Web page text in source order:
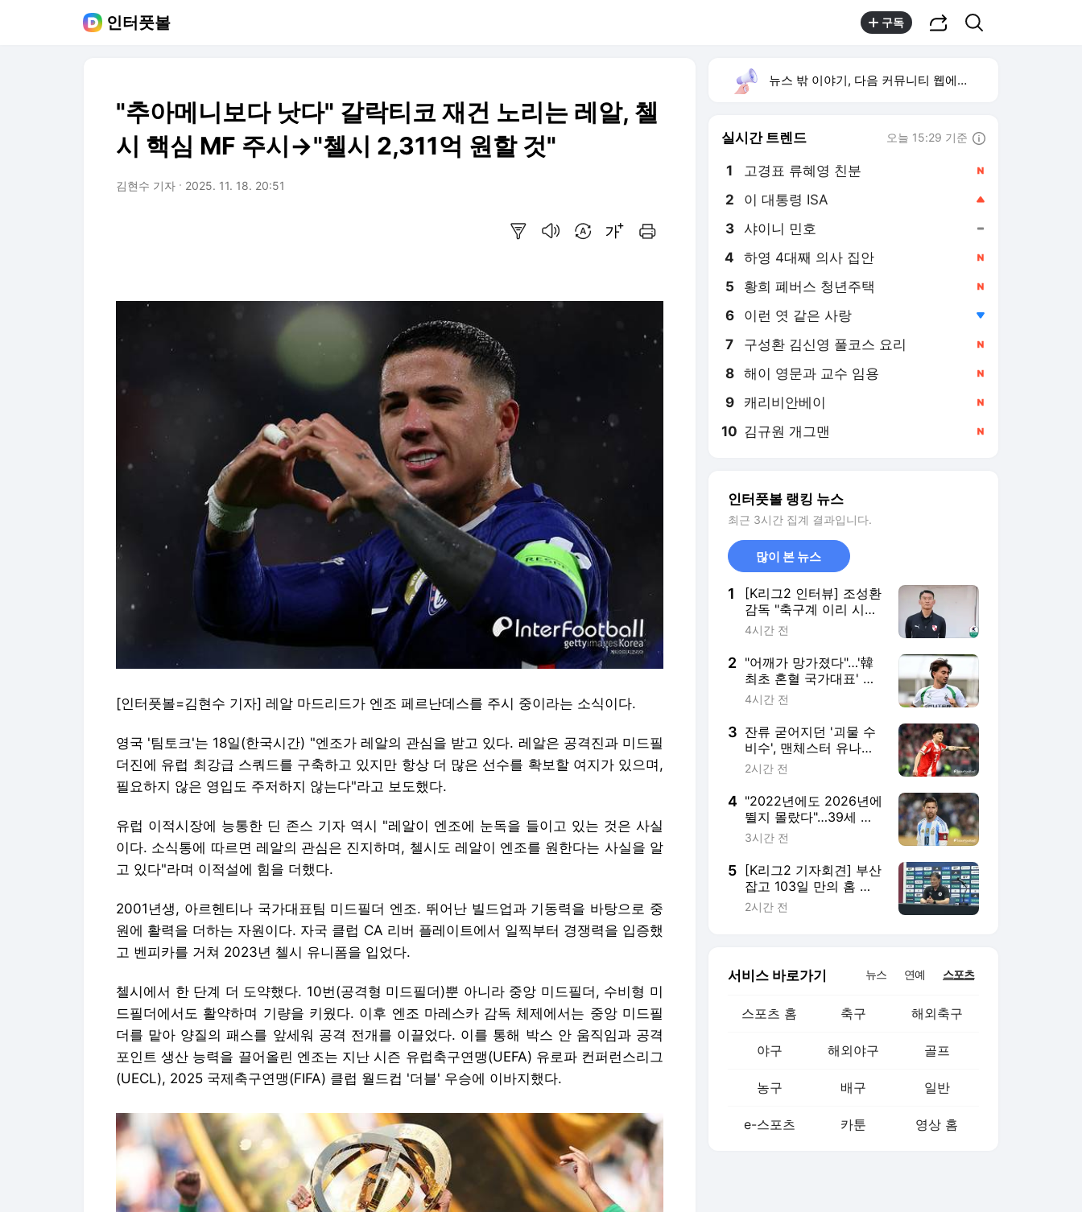
인터풋볼 구독
"추아메니보다 낫다" 갈락티코 재건 노리는 레알, 첼
시 핵심 MF 주시→"첼시 2,311억 원할 것"
김현수 기자 2025. 11. 18. 20:51
[인터풋볼=김현수 기자] 레알 마드리드가 엔조 페르난데스를 주시 중이라는 소식이다.
영국 '팀토크'는 18일(한국시간) "엔조가 레알의 관심을 받고 있다. 레알은 공격진과 미드필
더진에 유럽 최강급 스쿼드를 구축하고 있지만 항상 더 많은 선수를 확보할 여지가 있으며,
필요하지 않은 영입도 주저하지 않는다"라고 보도했다.
유럽 이적시장에 능통한 딘 존스 기자 역시 "레알이 엔조에 눈독을 들이고 있는 것은 사실
이다. 소식통에 따르면 레알의 관심은 진지하며, 첼시도 레알이 엔조를 원한다는 사실을 알
고 있다"라며 이적설에 힘을 더했다.
2001년생, 아르헨티나 국가대표팀 미드필더 엔조. 뛰어난 빌드업과 기동력을 바탕으로 중
원에 활력을 더하는 자원이다. 자국 클럽 CA 리버 플레이트에서 일찍부터 경쟁력을 입증했
고 벤피카를 거쳐 2023년 첼시 유니폼을 입었다.
첼시에서 한 단계 더 도약했다. 10번(공격형 미드필더)뿐 아니라 중앙 미드필더, 수비형 미
드필더에서도 활약하며 기량을 키웠다. 이후 엔조 마레스카 감독 체제에서는 중앙 미드필
더를 맡아 양질의 패스를 앞세워 공격 전개를 이끌었다. 이를 통해 박스 안 움직임과 공격
포인트 생산 능력을 끌어올린 엔조는 지난 시즌 유럽축구연맹(UEFA) 유로파 컨퍼런스리그
(UECL), 2025 국제축구연맹(FIFA) 클럽 월드컵 '더블' 우승에 이바지했다.
뉴스 밖 이야기, 다음 커뮤니티 웹에서 보기
실시간 트렌드 오늘 15:29 기준
1 고경표 류혜영 친분
2 이 대통령 ISA
3 샤이니 민호
4 하영 4대째 의사 집안
5 황희 폐버스 청년주택
6 이런 엿 같은 사랑
7 구성환 김신영 풀코스 요리
8 해이 영문과 교수 임용
9 캐리비안베이
10 김규원 개그맨
인터풋볼 랭킹 뉴스
최근 3시간 집계 결과입니다.
많이 본 뉴스
1
[K리그2 인터뷰] 조성환
감독 "축구계 이리 시끄
러운데, 이 더운 날씨에
돼"
4시간 전
2 "어깨가 망가졌다"…'韓
최초 혼혈 국가대표' 옌
스, 월드컵 끝나자마자
돌아오자마자 또 쓰러졌
다 "수 주간 결장 전망"
4시간 전
3 잔류 굳어지던 '괴물 수
비수', 맨체스터 유나이
티드 이적설 다시 불붙
는 선수 영입 불발 시 선
택지"
2시간 전
4 "2022년에도 2026년에
뛸지 몰랐다"…39세 메
시 라스트 댄스 아직 안
도 본인에게 맡긴다
3시간 전
5
[K리그2 기자회견] 부산
잡고 103일 만의 홈 승
리...최윤겸 감독 "계속
2시간 전
서비스 바로가기 뉴스 연예 스포츠
스포츠 홈 축구 해외축구
야구 해외야구 골프
농구 배구 일반
e-스포츠 카툰 영상 홈